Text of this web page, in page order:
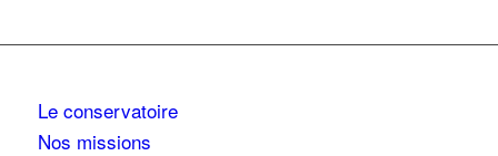
Le conservatoire
Nos missions